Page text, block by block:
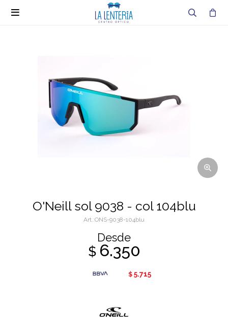

O'Neill sol 9038 - col 104blu
ONS-9038-104blu
Desde
$ 6.350
$ 5.715